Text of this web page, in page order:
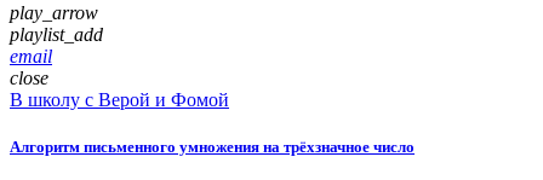
play_arrow
playlist_add
email
close
В школу с Верой и Фомой
Алгоритм письменного умножения на трёхзначное число